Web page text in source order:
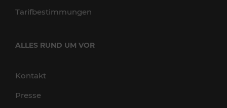
Tarifbestimmungen
ALLES RUND UM VOR
Kontakt
Presse